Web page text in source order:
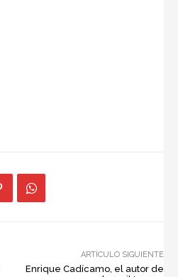
ARTÍCULO SIGUIENTE
Enrique Cadícamo, el autor de